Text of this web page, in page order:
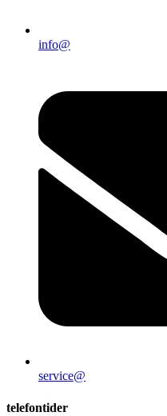
info@
service@
telefontider